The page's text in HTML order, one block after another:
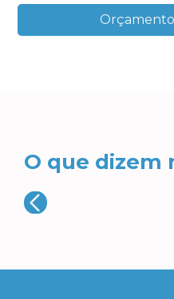
O que dizem